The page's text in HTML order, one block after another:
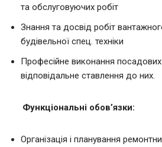
та обслуговуючих робіт
Знання та досвід робіт
будівельної спец. техніки
Професійне виконання посадових
відповідальне ставлення до них.
Функціональні обов’язки:
Організація і планування